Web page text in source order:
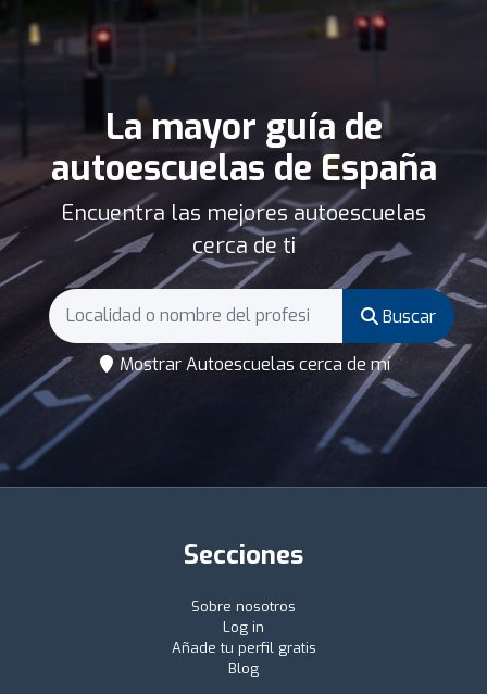
La mayor guía de
autoescuelas de España
Encuentra las mejores autoescuelas
cerca de ti
Buscar
Mostrar Autoescuelas cerca de mí
Secciones
Sobre nosotros
Log in
Añade tu perfil gratis
Blog